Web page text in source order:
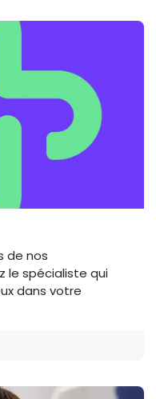
de nos
le spécialiste qui
dans votre